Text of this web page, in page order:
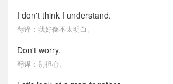
I don't think I understand.
翻译：我好像不太明白。
Don't worry.
翻译：别担心。